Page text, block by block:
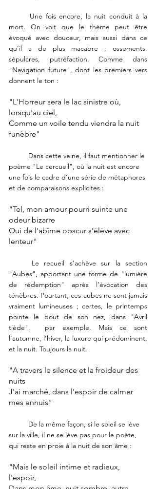
mort. On voit que le thème peut être
évoqué avec douceur, mais aussi dans ce
qu’il a de plus macabre ; ossements,
sépulcres, putréfaction. Comme dans
"Navigation future", dont les premiers vers
donnent le ton :
"L'Horreur sera le lac sinistre où,
lorsqu'au ciel,
Comme un voile tendu viendra la nuit
funèbre"
poème "Le cercueil", où la nuit est encore
une fois le cadre d’une série de métaphores
et de comparaisons explicites :
"Tel, mon amour pourri suinte une
odeur bizarre
Qui de l'abîme obscur s'élève avec
lenteur"
"Aubes", apportant une forme de "lumière
de rédemption" après l’évocation des
ténèbres. Pourtant, ces aubes ne sont jamais
vraiment lumineuses ; certes, le printemps
pointe le bout de son nez, dans "Avril
tiède",  par exemple. Mais ce sont
l’automne, l’hiver, la luxure qui prédominent,
et la nuit. Toujours la nuit.
"A travers le silence et la froideur des
nuits
J'ai marché, dans l'espoir de calmer
mes ennuis"
sur la ville, il ne se lève pas pour le poète,
qui reste en proie à la nuit de son âme :
"Mais le soleil intime et radieux,
l'espoir,